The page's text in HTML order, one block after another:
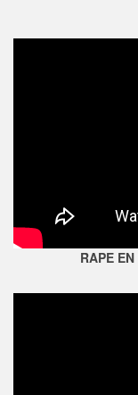
RAPE